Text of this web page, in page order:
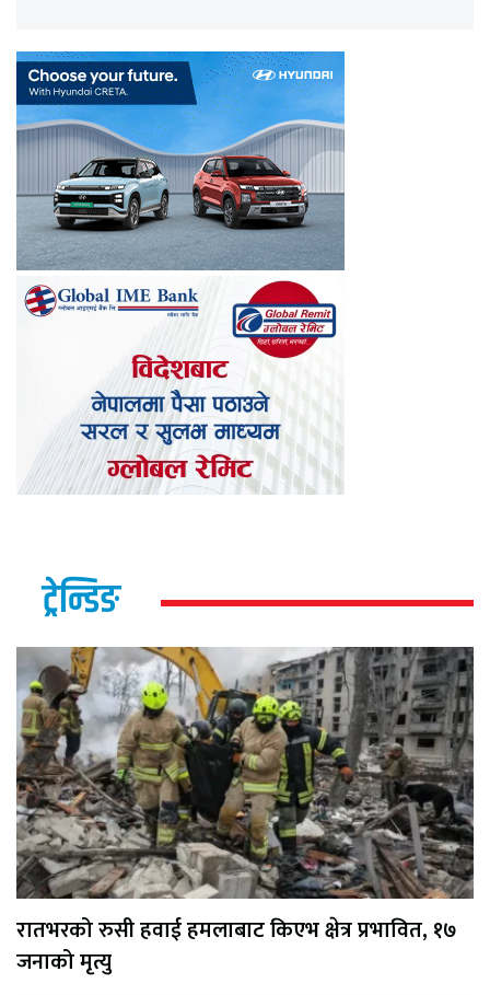
ट्रेन्डिङ
रातभरको रुसी हवाई हमलाबाट किएभ क्षेत्र प्रभावित, १७
जनाको मृत्यु